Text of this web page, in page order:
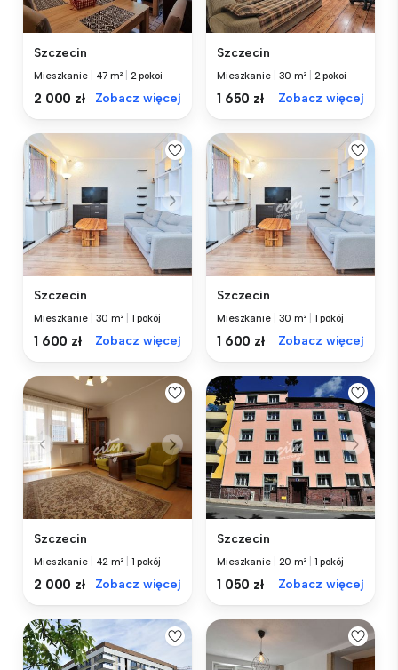
Szczecin
Mieszkanie 47 m² 2 pokoi
2 000 zł Zobacz więcej
Szczecin
Mieszkanie 30 m² 2 pokoi
1 650 zł Zobacz więcej
Szczecin
Mieszkanie 30 m² 1 pokój
1 600 zł Zobacz więcej
Szczecin
Mieszkanie 30 m² 1 pokój
1 600 zł Zobacz więcej
Szczecin
Mieszkanie 42 m² 1 pokój
2 000 zł Zobacz więcej
Szczecin
Mieszkanie 20 m² 1 pokój
1 050 zł Zobacz więcej